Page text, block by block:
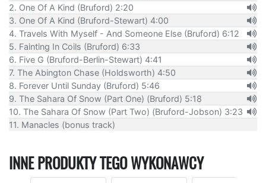
2. One Of A Kind (Bruford) 2:20
3. One Of A Kind (Bruford-Stewart) 4:00
4. Travels With Myself - And Someone Else (Bruford) 6:12
5. Fainting In Coils (Bruford) 6:33
6. Five G (Bruford-Berlin-Stewart) 4:41
7. The Abington Chase (Holdsworth) 4:50
8. Forever Until Sunday (Bruford) 5:46
9. The Sahara Of Snow (Part One) (Bruford) 5:18
10. The Sahara Of Snow (Part Two) (Bruford-Jobson) 3:23
11. Manacles (bonus track)
INNE PRODUKTY TEGO WYKONAWCY